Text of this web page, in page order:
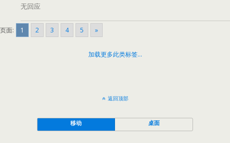
无回应
页面: 1 2 3 4 5 »
加载更多此类标签…
返回顶部
移动 桌面